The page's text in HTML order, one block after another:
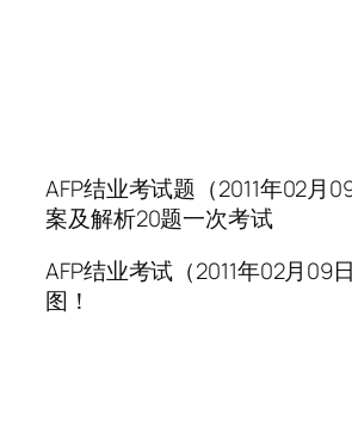
AFP结业考试题（2011年02月
案及解析20题一次考试
AFP结业考试（2011年02月09
图！